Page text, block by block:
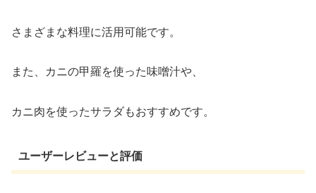
さまざまな料理に活用可能です。
また、カニの甲羅を使った味噌汁や、
カニ肉を使ったサラダもおすすめです。
ユーザーレビューと評価